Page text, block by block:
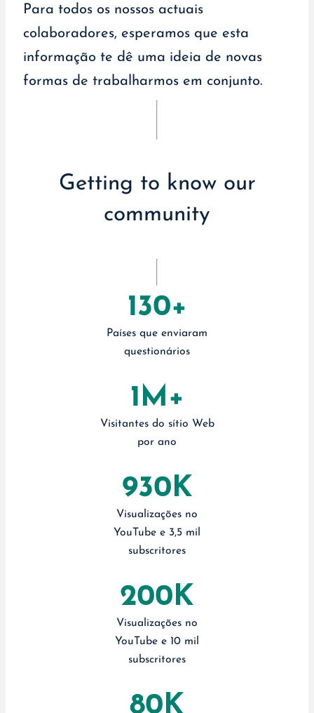
Para todos os nossos actuais
colaboradores, esperamos que esta
informação te dê uma ideia de novas
formas de trabalharmos em conjunto.
Getting to know our
community
130+
Países que enviaram
questionários
1M+
Visitantes do sítio Web
por ano
930K
Visualizações no
YouTube e 3,5 mil
subscritores
200K
Visualizações no
YouTube e 10 mil
subscritores
80K